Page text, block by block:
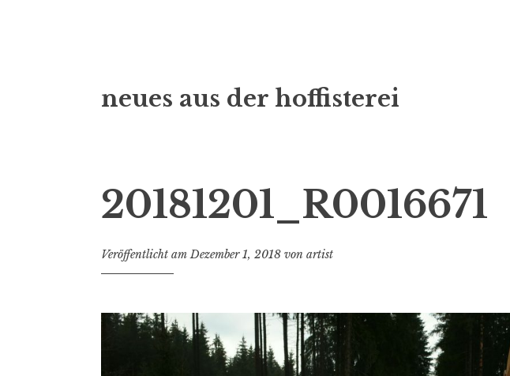
Inhalt
neues aus der hoffisterei
20181201_R0016671
Veröffentlicht amDezember 1, 2018 von artist